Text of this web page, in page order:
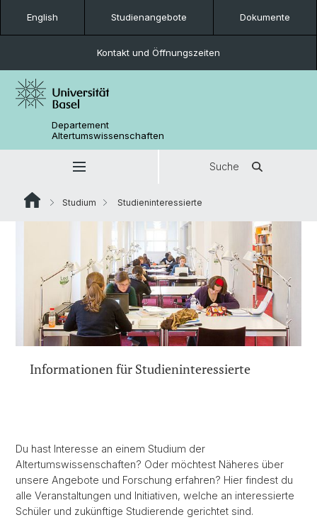
English Studienangebote Dokumente
Kontakt und Öffnungszeiten
Departement
Altertumswissenschaften
Suche
Studium Studieninteressierte
Informationen für Studieninteressierte
Du hast Interesse an einem Studium der
Altertumswissenschaften? Oder möchtest Näheres über
unsere Angebote und Forschung erfahren? Hier findest du
alle Veranstaltungen und Initiativen, welche an interessierte
Schüler und zukünftige Studierende gerichtet sind.